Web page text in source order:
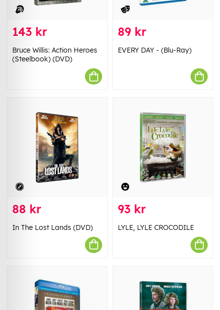
143 kr
Bruce Willis: Action Heroes
(Steelbook) (DVD)
89 kr
EVERY DAY - (Blu-Ray)
88 kr
In The Lost Lands (DVD)
93 kr
LYLE, LYLE CROCODILE